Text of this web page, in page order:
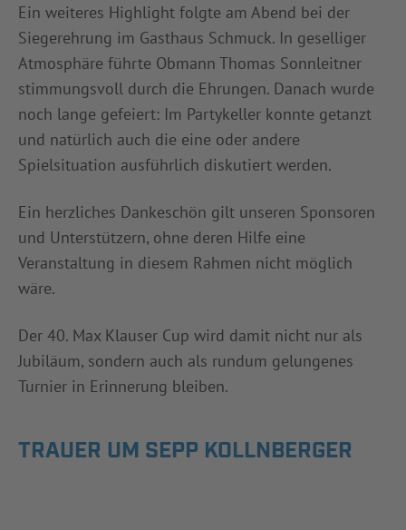
Ein weiteres Highlight folgte am Abend bei der
Siegerehrung im Gasthaus Schmuck. In geselliger
Atmosphäre führte Obmann Thomas Sonnleitner
stimmungsvoll durch die Ehrungen. Danach wurde
noch lange gefeiert: Im Partykeller konnte getanzt
und natürlich auch die eine oder andere
Spielsituation ausführlich diskutiert werden.
Ein herzliches Dankeschön gilt unseren Sponsoren
und Unterstützern, ohne deren Hilfe eine
Veranstaltung in diesem Rahmen nicht möglich
wäre.
Der 40. Max Klauser Cup wird damit nicht nur als
Jubiläum, sondern auch als rundum gelungenes
Turnier in Erinnerung bleiben.
TRAUER UM SEPP KOLLNBERGER